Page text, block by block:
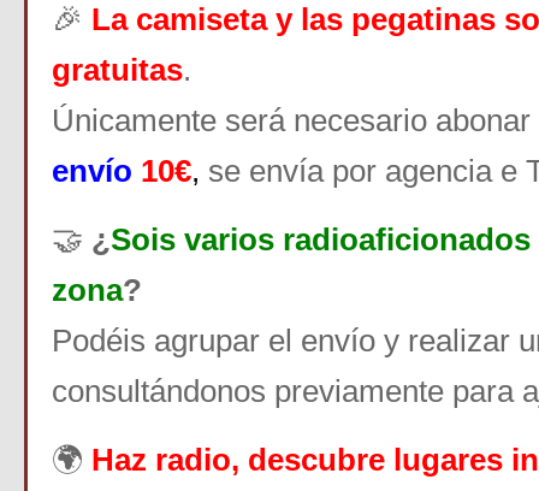
🎉 La camiseta y las pegatinas
gratuitas.
Únicamente será necesario
envío 10€, se envía por agencia e
🤝 ¿Sois varios radioaficionados
zona?
Podéis agrupar el envío y realizar
consultándonos previamente para
🌍 Haz radio, descubre lugares